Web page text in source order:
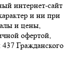
интернет-сайт
и ни при
и цены,
офертой,
Гражданского